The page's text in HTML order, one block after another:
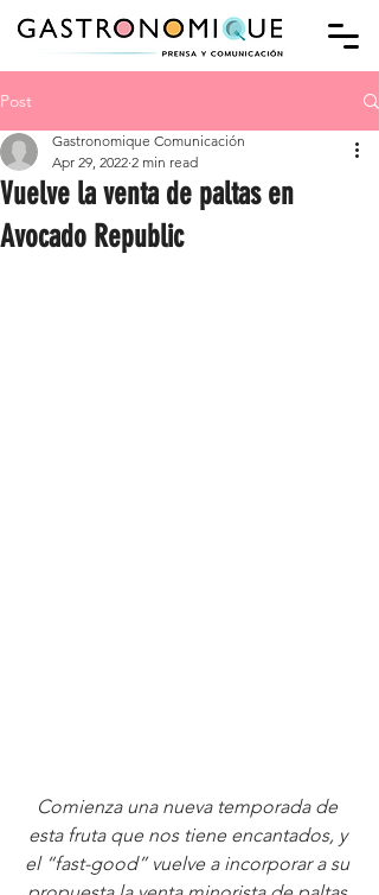
Post
Vuelve la venta de paltas en
Avocado Republic
Gastronomique Comunicación
Apr 29, 2022 2 min read
Comienza una nueva temporada de
esta fruta que nos tiene encantados, y
el “fast-good” vuelve a incorporar a su